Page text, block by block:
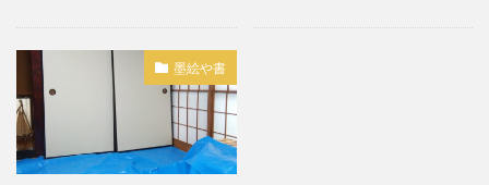
墨絵や書